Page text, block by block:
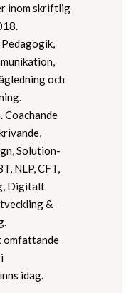
inom skriftlig
och
Coachande
Solution-
NLP, CFT,
Digitalt
&
omfattande
idag.